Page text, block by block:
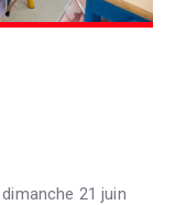
21 juin